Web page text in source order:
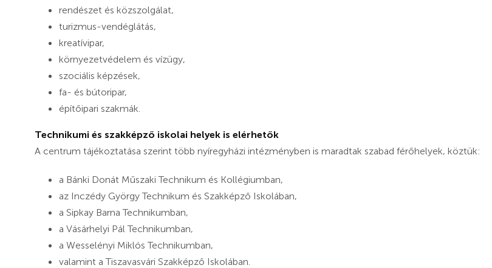
rendészet és közszolgálat,
turizmus-vendéglátás,
kreatívipar,
környezetvédelem és vízügy,
szociális képzések,
fa- és bútoripar,
építőipari szakmák.
Technikumi és szakképző iskolai helyek is elérhetők
A centrum tájékoztatása szerint több nyíregyházi intézményben is maradtak szabad férőhelyek, köztük:
a Bánki Donát Műszaki Technikum és Kollégiumban,
az Inczédy György Technikum és Szakképző Iskolában,
a Sipkay Barna Technikumban,
a Vásárhelyi Pál Technikumban,
a Wesselényi Miklós Technikumban,
valamint a Tiszavasvári Szakképző Iskolában.